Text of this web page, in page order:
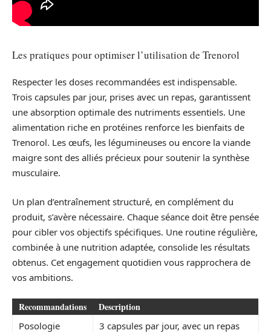
Les pratiques pour optimiser l’utilisation de Trenorol
Respecter les doses recommandées est indispensable.
Trois capsules par jour, prises avec un repas, garantissent
une absorption optimale des nutriments essentiels. Une
alimentation riche en protéines renforce les bienfaits de
Trenorol. Les œufs, les légumineuses ou encore la viande
maigre sont des alliés précieux pour soutenir la synthèse
musculaire.
Un plan d’entraînement structuré, en complément du
produit, s’avère nécessaire. Chaque séance doit être pensée
pour cibler vos objectifs spécifiques. Une routine régulière,
combinée à une nutrition adaptée, consolide les résultats
obtenus. Cet engagement quotidien vous rapprochera de
vos ambitions.
Recommandations Description
Posologie 3 capsules par jour, avec un repas